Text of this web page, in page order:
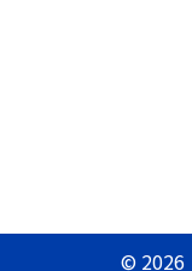
© 2026